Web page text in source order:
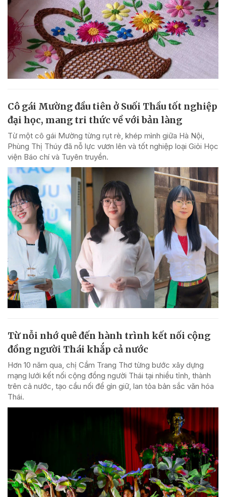
Cô gái Mường đầu tiên ở Suối Thầu tốt nghiệp
đại học, mang tri thức về với bản làng
Từ một cô gái Mường từng rụt rè, khép mình giữa Hà Nội,
Phùng Thị Thúy đã nỗ lực vươn lên và tốt nghiệp loại Giỏi Học
viện Báo chí và Tuyên truyền.
Từ nỗi nhớ quê đến hành trình kết nối cộng
đồng người Thái khắp cả nước
Hơn 10 năm qua, chị Cầm Trang Thơ từng bước xây dựng
mạng lưới kết nối cộng đồng người Thái tại nhiều tỉnh, thành
trên cả nước, tạo cầu nối để gìn giữ, lan tỏa bản sắc văn hóa
Thái.